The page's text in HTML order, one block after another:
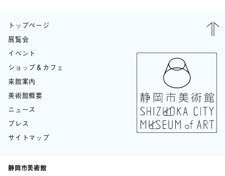
トップページ
展覧会
イベント
ショップ＆カフェ
来館案内
美術館概要
ニュース
プレス
サイトマップ
静岡市美術館